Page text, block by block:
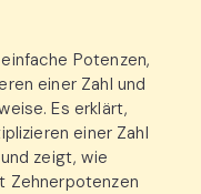
Potenzen,
einer Zahl und
Es erklärt,
einer Zahl
zeigt, wie
Zehnerpotenzen